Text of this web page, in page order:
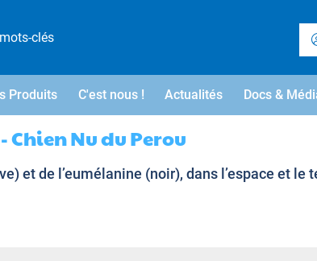
Produits C'est nous ! Actualités Docs &
Chien Nu du Perou
et de l’eumélanine (noir), dans l’espace et le